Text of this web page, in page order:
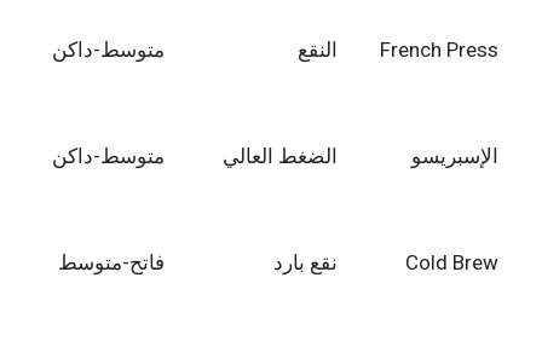
French Press النقع متوسط-داكن
الإسبريسو الضغط العالي متوسط-داكن
Cold Brew نقع بارد فاتح-متوسط